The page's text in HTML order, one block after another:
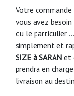
Votre
vous avez
ou le particulier
simplement et
SIZE à SARAN et
prendra en
livraison au